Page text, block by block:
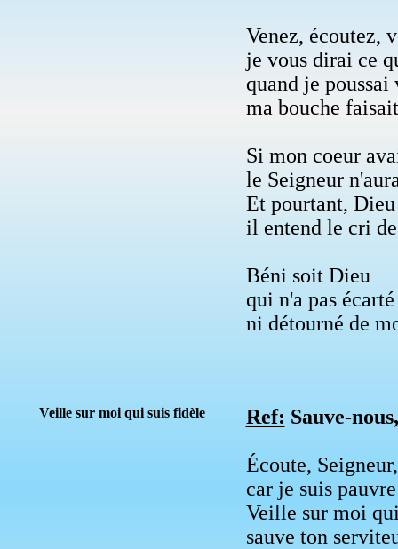
Venez, écoutez,
je vous dirai ce
quand je
ma bouche
Si mon coeur
le Seigneur
Et pourtant, Dieu
il entend le cri
Béni soit Dieu
qui n'a pas
ni détourné de
Veille sur moi qui suis fidèle Ref: Sauve-
Écoute,
car je suis
Veille sur moi
sauve ton